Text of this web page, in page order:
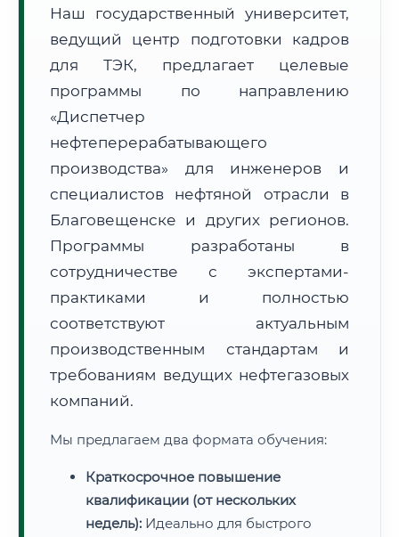
Расчет логистики оригиналов:
• Маршрут транзита:~3 001 км
• Экспресс-доставка СДЭК / Почтой:4–6 рабочих дней
📜 Документы и аккредитация ФИС ФРДО
🔍Нажмите на документ для увеличения и просмотра
Наш государственный университет,
ведущий центр подготовки кадров
для ТЭК, предлагает целевые
программы по направлению
«Диспетчер
нефтеперерабатывающего
производства» для инженеров и
специалистов нефтяной отрасли в
Благовещенске и других регионов.
Программы разработаны в
сотрудничестве с экспертами-
практиками и полностью
соответствуют актуальным
производственным стандартам и
требованиям ведущих нефтегазовых
компаний.
Мы предлагаем два формата обучения:
Краткосрочное повышение
квалификации (от нескольких
недель): Идеально для быстрого